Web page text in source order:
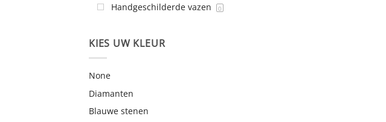
Handgeschilderde vazen 0
KIES UW KLEUR
None
Diamanten
Blauwe stenen